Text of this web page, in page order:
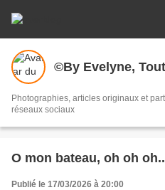
©By Evelyne,
Photographies, articles originaux et
réseaux sociaux
O mon bateau, oh oh oh..
Publié le 17/03/2026 à 20:00